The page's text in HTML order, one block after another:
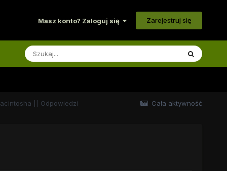
Masz konto? Zaloguj się Zarejestruj się
Cała aktywność
|| Odpowiedzi